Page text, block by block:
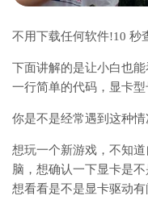
不用下载任何软件!10 秒
下面讲解的是让小白也能
一行简单的代码，显卡型
你是不是经常遇到这种情
想玩一个新游戏，不知
脑，想确认一下显卡是
想看看是不是显卡驱动有